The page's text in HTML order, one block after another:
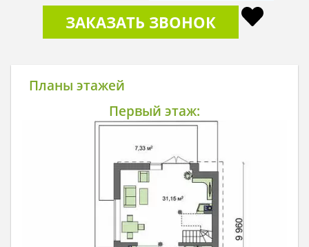
ЗАКАЗАТЬ ЗВОНОК
Планы этажей
Первый этаж: